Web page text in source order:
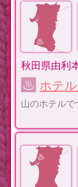
秋田県由利
ホテ
山のホテルで